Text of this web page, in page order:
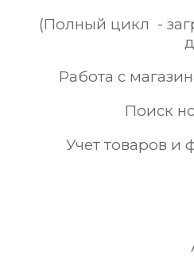
(Полный цикл -
Работа с
Поиск
Учет товаров и